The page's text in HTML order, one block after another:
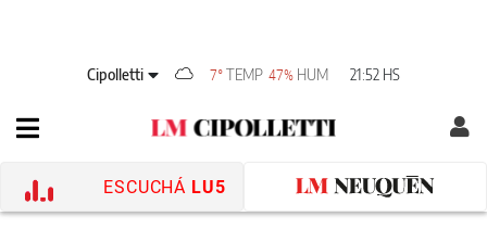
Cipolletti 7° TEMP 47% HUM 21:52 HS
ESCUCHÁ LU5